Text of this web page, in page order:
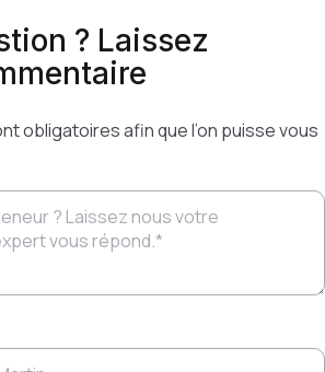
? Laissez
obligatoires afin que l’on puisse vous